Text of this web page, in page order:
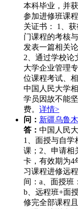
本科毕业，并
参加进修班课
关证书： 1、
门课程的考核
发表一篇相关
2、通过学校论
大学企业管理
位课程考试、
中国人民大学
学员因故不能
费。 详情>
问： 新疆乌鲁
答： 中国人民
1、面授与自学
课；2、申请相
卡，有效期为4
习课程进修远
间：a、面授班
b、远程班+面
修完全部课程